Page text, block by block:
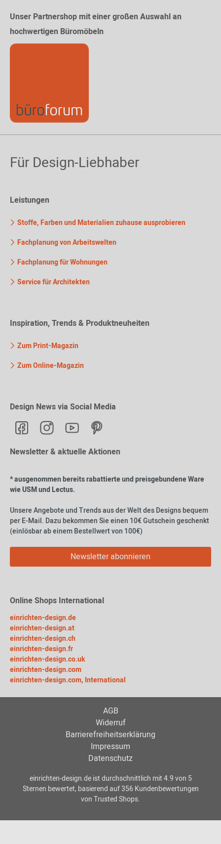
Unser Partnershop mit einer großen Auswahl an
hochwertigen Büromöbeln
Für Design-Liebhaber
Leistungen
Stoffe, Farben und Materialien zuhause ausprobieren
Fachplanung von Arbeitswelten
Fachplanung für Wohnungen
Service für Architekten
Inspiration, Trends & Produktneuheiten
Zum Print-Magazin
Zum Online-Magazin
Design News via Social Media
Newsletter & aktuelle Aktionen
* ausgenommen bereits rabattierte und preisgebundene Ware
wie USM und Lectus.
Unsere Angebote und Trends aus der Welt des Designs bequem
per E-Mail. Dazu bekommen Sie einen 10€ Gutschein geschenkt
(einlösbar ab einem Bestellwert von 100€)
Newsletter abonnieren
Online Shops International
einrichten-design.de
einrichten-design.at
einrichten-design.ch
einrichten-design.fr
einrichten-design.co.uk
einrichten-design.com
einrichten-design.com, International
AGB
Widerruf
Barrierefreiheitserklärung
Impressum
Datenschutz
einrichten-design.deist durchschnittlich mit4.9von 5
Sternen bewertet, basierend auf356Kundenbewertungen
von Trusted Shops.